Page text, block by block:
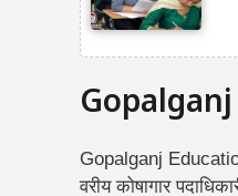
Gopalganj
वरीय कोषागार